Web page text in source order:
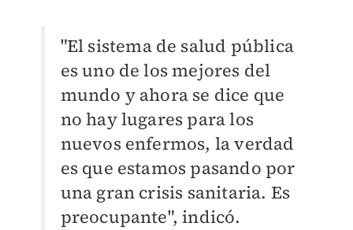
"El sistema de salud pública
es uno de los mejores del
mundo y ahora se dice que
no hay lugares para los
nuevos enfermos, la verdad
es que estamos pasando por
una gran crisis sanitaria. Es
preocupante", indicó.